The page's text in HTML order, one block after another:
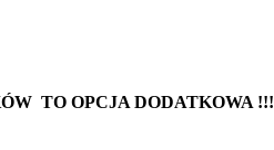
TO OPCJA DODATKOWA !!!